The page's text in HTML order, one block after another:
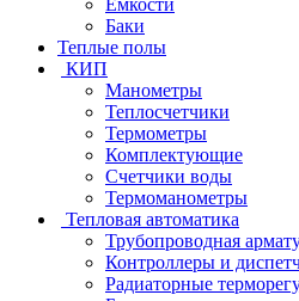
Ёмкости
Баки
Теплые полы
КИП
Манометры
Теплосчетчики
Термометры
Комплектующие
Счетчики воды
Термоманометры
Тепловая автоматика
Трубопроводная
Контроллеры и
Радиаторные